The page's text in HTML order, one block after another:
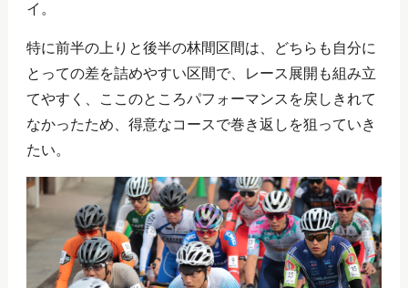
イ。
特に前半の上りと後半の林間区間は、どちらも自分に
とっての差を詰めやすい区間で、レース展開も組み立
てやすく、ここのところパフォーマンスを戻しきれて
なかったため、得意なコースで巻き返しを狙っていき
たい。